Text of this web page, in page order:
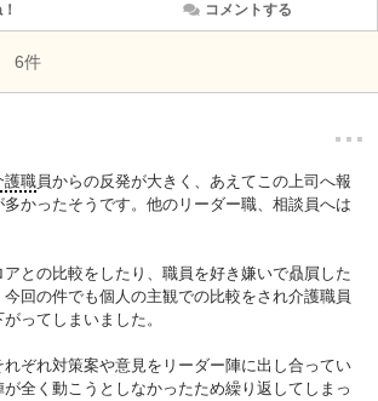
コメントする
6件
…
護職員からの反発が大きく、あえてこの上司へ報
かったそうです。他のリーダー職、相談員へは
との比較をしたり、職員を好き嫌いで贔屓した
回の件でも個人の主観での比較をされ介護職員
ってしまいました。
ぞれ対策案や意見をリーダー陣に出し合ってい
全く動こうとしなかったため繰り返してしまっ